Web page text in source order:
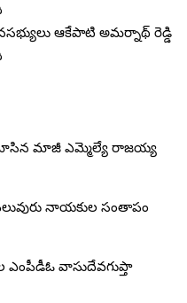
ఆకేపాటి అమర్నాథ్ రెడ్డి
మాజీ ఎమ్మెల్యే రాజయ్య
నాయకుల సంతాపం
ఎంపీడీఓ వాసుదేవగుప్తా